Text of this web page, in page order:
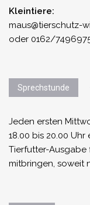
Kleintiere:
maus@tierschutz-
oder 0162/
Sprechstunde
Jeden ersten
18.00 bis 20.00
Tierfutter-Ausgabe
mitbringen, soweit